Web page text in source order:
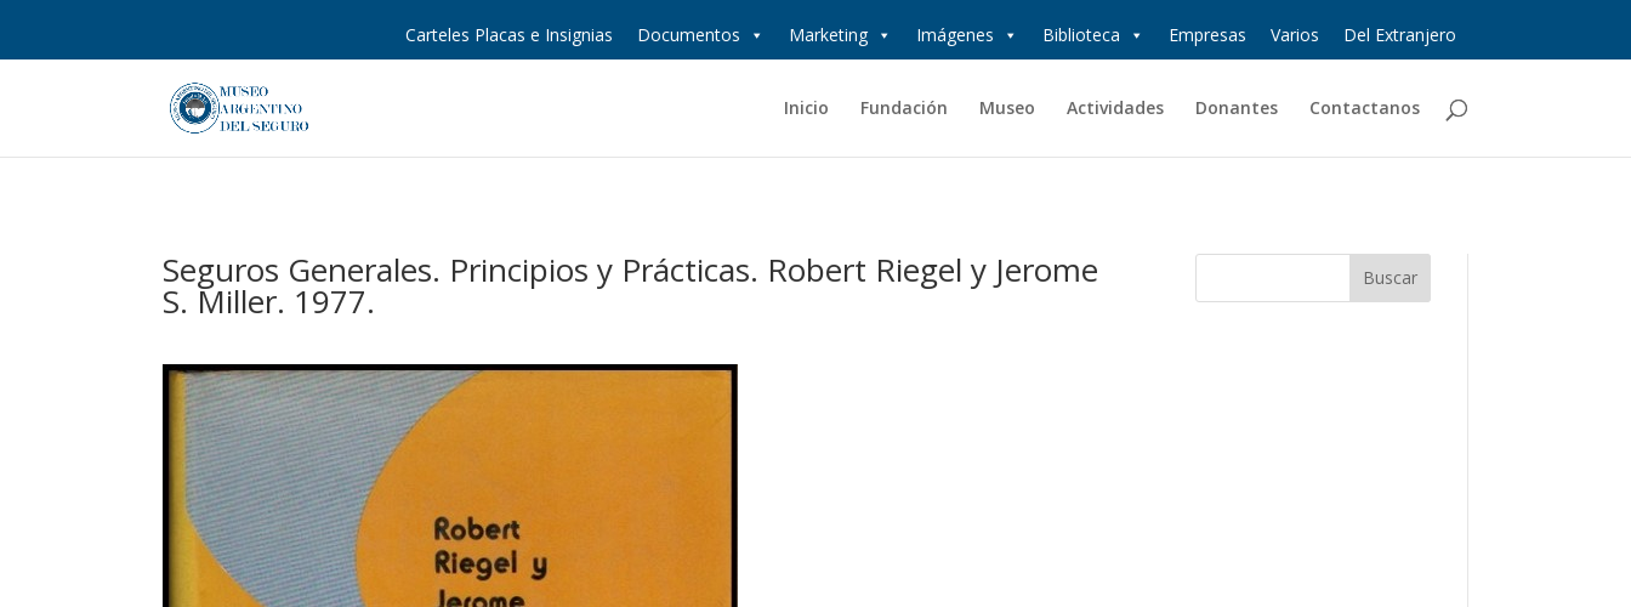
Carteles Placas e Insignias Documentos Marketing Imágenes Biblioteca Empresas Varios Del Extranjero
Inicio Fundación Museo Actividades Donantes Contactanos
Seguros Generales. Principios y Prácticas. Robert Riegel y Jerome
S. Miller. 1977.